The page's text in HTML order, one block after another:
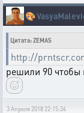
🎨
Цитата: ZEMAS
http://
решили 90 чтобы
3 Апреля 2018 22:15:34